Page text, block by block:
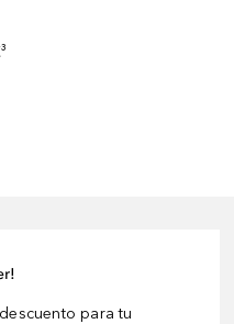
para tu